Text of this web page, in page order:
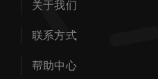
关于我们
联系方式
帮助中心